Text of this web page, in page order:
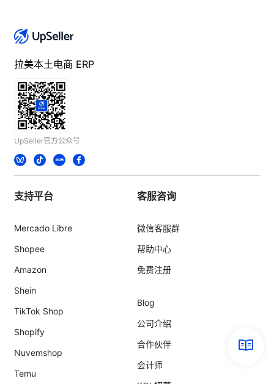
拉美本土电商 ERP
UpSeller官方公众号
支持平台
Mercado Libre
Shopee
Amazon
Shein
TikTok Shop
Shopify
Nuvemshop
Temu
客服咨询
微信客服群
帮助中心
免费注册
Blog
公司介绍
合作伙伴
会计师